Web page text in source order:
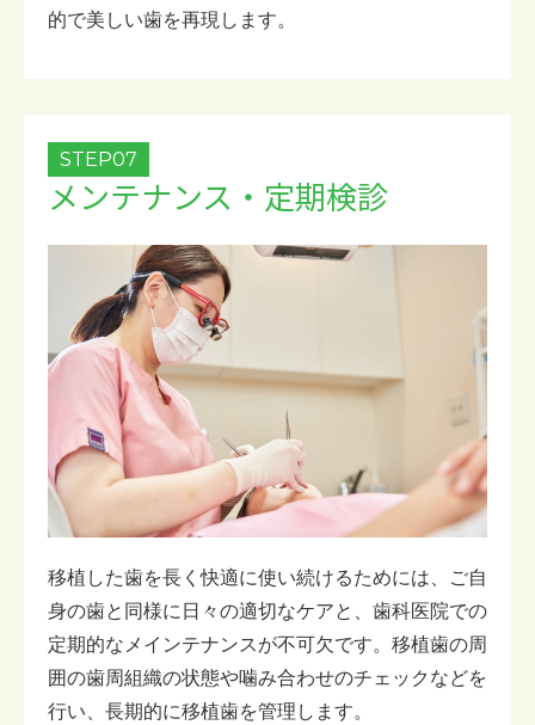
的で美しい歯を再現します。
STEP07
メンテナンス・定期検診
移植した歯を長く快適に使い続けるためには、ご自
身の歯と同様に日々の適切なケアと、歯科医院での
定期的なメインテナンスが不可欠です。移植歯の周
囲の歯周組織の状態や噛み合わせのチェックなどを
行い、長期的に移植歯を管理します。